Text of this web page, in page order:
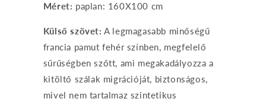
Méret: paplan: 160X100 cm
Külső szövet: A legmagasabb minőségű
francia pamut fehér színben, megfelelő
sűrűségben szőtt, ami megakadályozza a
kitöltő szálak migrációját, biztonságos,
mivel nem tartalmaz szintetikus